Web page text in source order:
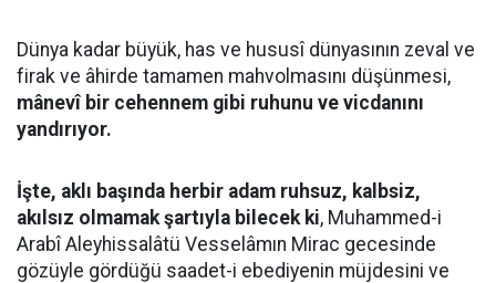
Dünya kadar büyük, has ve hususî dünyasının zeval ve
firak ve âhirde tamamen mahvolmasını düşünmesi,
mânevî bir cehennem gibi ruhunu ve vicdanını
yandırıyor.
İşte, aklı başında herbir adam ruhsuz, kalbsiz,
akılsız olmamak şartıyla bilecek ki, Muhammed-i
Arabî Aleyhissalâtü Vesselâmın Mirac gecesinde
gözüyle gördüğü saadet-i ebediyenin müjdesini ve